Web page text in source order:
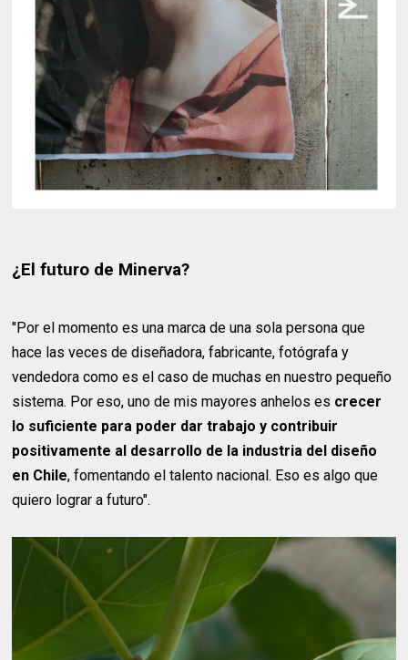
¿El futuro de Minerva?
"Por el momento es una marca de una sola persona que
hace las veces de diseñadora, fabricante, fotógrafa y
vendedora como es el caso de muchas en nuestro pequeño
sistema. Por eso, uno de mis mayores anhelos es crecer
lo suficiente para poder dar trabajo y contribuir
positivamente al desarrollo de la industria del diseño
en Chile, fomentando el talento nacional. Eso es algo que
quiero lograr a futuro".